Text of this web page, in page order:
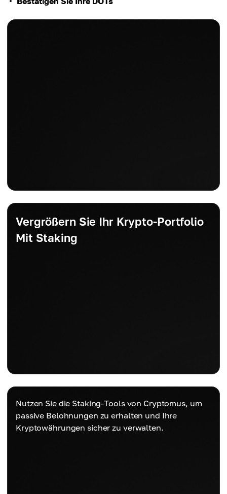
Vergrößern Sie Ihr Krypto-Portfolio
Mit Staking
Nutzen Sie die Staking-Tools von Cryptomus, um
passive Belohnungen zu erhalten und Ihre
Kryptowährungen sicher zu verwalten.